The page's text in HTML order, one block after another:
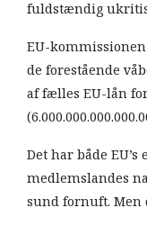
fuldstændig
EU-
de forestående
af fælles EU-lån
Det har både
medlemslandes
sund fornuft. Men